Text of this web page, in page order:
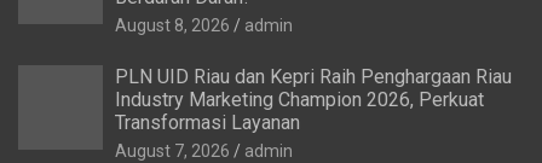
August 8, 2026 admin
PLN UID Riau dan Kepri Raih Penghargaan Riau
Industry Marketing Champion 2026, Perkuat
Transformasi Layanan
August 7, 2026 admin